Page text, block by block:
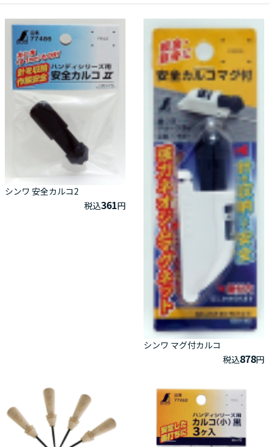
シンワ 安全カルコ2
税込361円
シンワ マグ付カルコ
税込878円